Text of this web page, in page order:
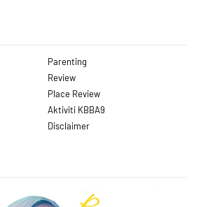
Parenting
Review
Place Review
Aktiviti KBBA9
Disclaimer